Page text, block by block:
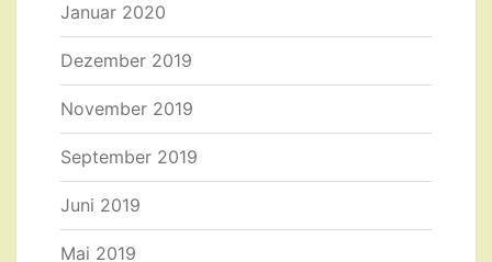
Januar 2020
Dezember 2019
November 2019
September 2019
Juni 2019
Mai 2019